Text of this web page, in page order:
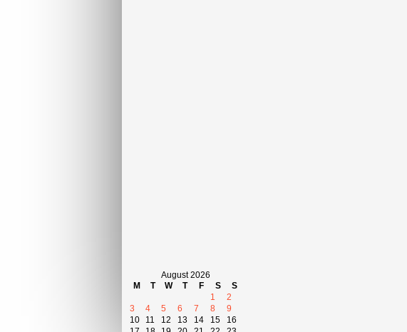
August 2026
M
T W T F S
S
1
2
3
4 5 6 7 8
9
10
11 12 13 14 15
16